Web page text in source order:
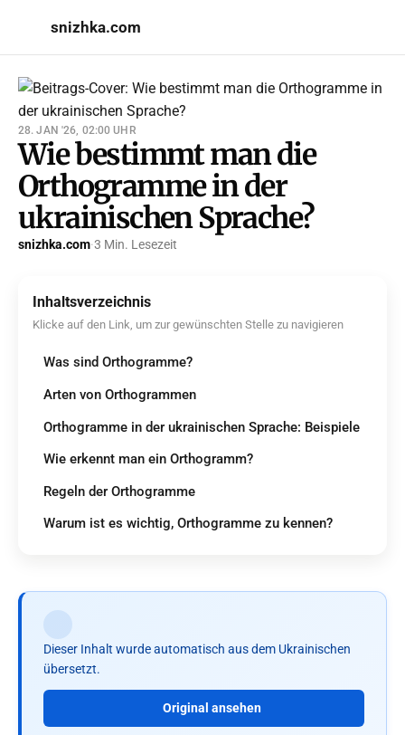
snizhka.com
28. JAN '26, 02:00 UHR
Wie bestimmt man die
Orthogramme in der
ukrainischen Sprache?
snizhka.com·3 Min. Lesezeit
Inhaltsverzeichnis
Klicke auf den Link, um zur gewünschten Stelle zu navigieren
Was sind Orthogramme?
Arten von Orthogrammen
Orthogramme in der ukrainischen Sprache: Beispiele
Wie erkennt man ein Orthogramm?
Regeln der Orthogramme
Warum ist es wichtig, Orthogramme zu kennen?
Dieser Inhalt wurde automatisch aus dem Ukrainischen
übersetzt.
Original ansehen